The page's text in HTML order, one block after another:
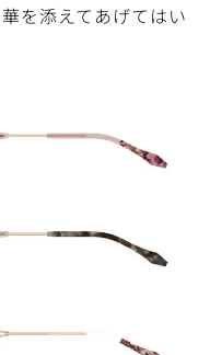
を添えてあげてはい